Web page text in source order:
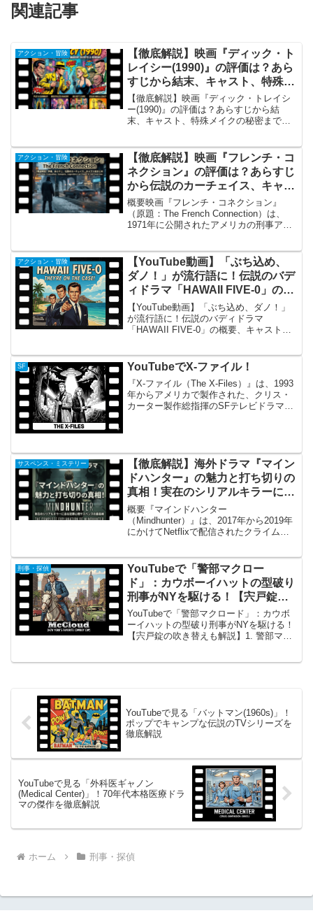
関連記事
アクション・冒険
【徹底解説】映画『ディック・ト
レイシー(1990)』の評価は？あら
すじから結末、キャスト、特殊メ
イクの秘密まで総まとめ
【徹底解説】映画『ディック・トレイシ
ー(1990)』の評価は？あらすじから結
末、キャスト、特殊メイクの秘密まで総
クライム・アクション映画です。1931年
からアメリカの...
アクション・冒険
【徹底解説】映画『フレンチ・コ
ネクション』の評価は？あらすじ
から伝説のカーチェイス、キャス
トまで総まとめ
概要映画『フレンチ・コネクション』
（原題：The French Connection）は、
1971年に公開されたアメリカの刑事アク
督がメガホンを取り、当時のハリウッド
に...
アクション・冒険
【YouTube動画】「ぶち込め、
ダノ！」が流行語に！伝説のバデ
ィドラマ「HAWAII FIVE-0」の概
要、キャスト、テーマ曲
【YouTube動画】「ぶち込め、ダノ！」
が流行語に！伝説のバディドラマ
「HAWAII FIVE-0」の概要、キャスト、
『HAWAII FIVE-0』（ハワ...
SF YouTubeでX-ファイル！
『X-ファイル（The X-Files）』は、1993
年からアメリカで製作された、クリス・
カーター製作総指揮のSFテレビドラマで
る...
サスペンス・ミステリー
【徹底解説】海外ドラマ『マイン
ドハンター』の魅力と打ち切りの
真相！実在のシリアルキラーに迫
る犯罪心理サスペンスの最高峰
概要『マインドハンター
（Mindhunter）』は、2017年から2019年
にかけてNetflixで配信されたクライム・
ィッド・フィンチャーが製作総指揮・監
督を務め、元...
刑事・探偵
YouTubeで「警部マクロー
ド」：カウボーイハットの型破り
刑事がNYを駆ける！【宍戸錠の
吹き替えも解説】
YouTubeで「警部マクロード」：カウボ
ーイハットの型破り刑事がNYを駆ける！
【宍戸錠の吹き替えも解説】1. 警部マク
YouTubeで見る「バットマン(1960s)」！
ポップでキャンプな伝説のTVシリーズを
徹底解説
YouTubeで見る「外科医ギャノン
(Medical Center)」！70年代本格医療ドラ
マの傑作を徹底解説
ホーム 刑事・探偵